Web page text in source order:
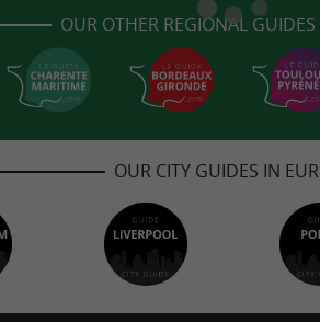
OUR OTHER REGIONAL GUIDES
OUR CITY GUIDES IN